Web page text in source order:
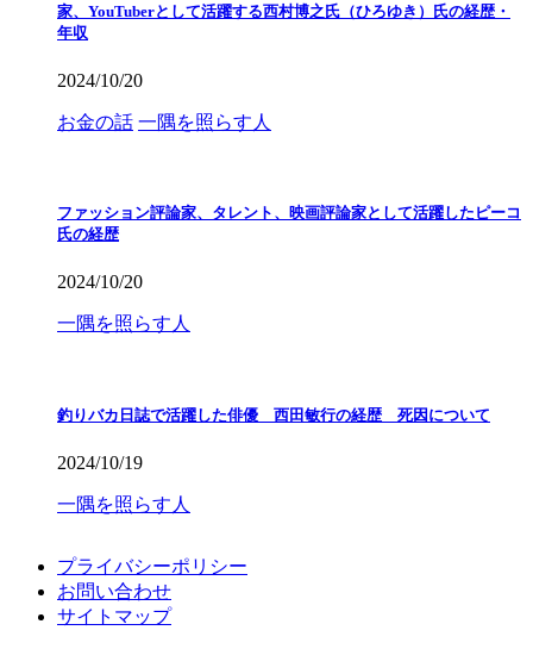
家、YouTuberとして活躍する西村博之氏（ひろゆき）氏の経歴・
年収
2024/10/20
お金の話 一隅を照らす人
ファッション評論家、タレント、映画評論家として活躍したピーコ
氏の経歴
2024/10/20
一隅を照らす人
釣りバカ日誌で活躍した俳優 西田敏行の経歴 死因について
2024/10/19
一隅を照らす人
プライバシーポリシー
お問い合わせ
サイトマップ